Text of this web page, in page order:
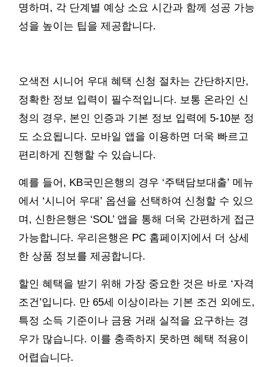
명하며, 각 단계별 예상 소요 시간과 함께 성공 가능
성을 높이는 팁을 제공합니다.
오색전 시니어 우대 혜택 신청 절차는 간단하지만,
정확한 정보 입력이 필수적입니다. 보통 온라인 신
청의 경우, 본인 인증과 기본 정보 입력에 5-10분 정
도 소요됩니다. 모바일 앱을 이용하면 더욱 빠르고
편리하게 진행할 수 있습니다.
예를 들어, KB국민은행의 경우 ‘주택담보대출’ 메뉴
에서 ‘시니어 우대’ 옵션을 선택하여 신청할 수 있으
며, 신한은행은 ‘SOL’ 앱을 통해 더욱 간편하게 접근
가능합니다. 우리은행은 PC 홈페이지에서 더 상세
한 상품 정보를 제공합니다.
할인 혜택을 받기 위해 가장 중요한 것은 바로 ‘자격
조건’입니다. 만 65세 이상이라는 기본 조건 외에도,
특정 소득 기준이나 금융 거래 실적을 요구하는 경
우가 많습니다. 이를 충족하지 못하면 혜택 적용이
어렵습니다.